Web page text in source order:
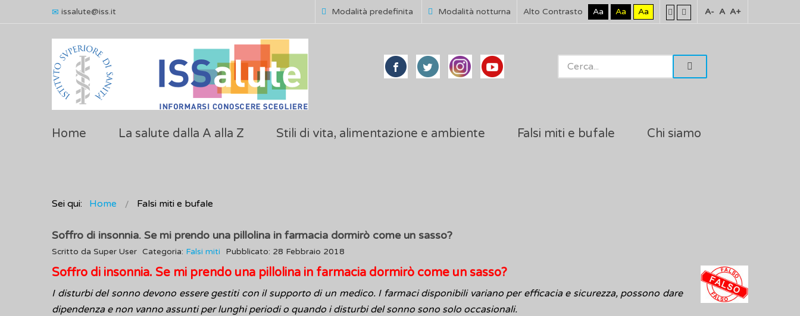
issalute@iss.it Modalità predefinita Modalità notturna Alto Contrasto Aa Aa Aa A- A A+
Home La salute dalla A alla Z Stili di vita, alimentazione e ambiente Falsi miti e bufale Chi siamo
Sei qui: Home Falsi miti e bufale
Soffro di insonnia. Se mi prendo una pillolina in farmacia dormirò come un sasso?
Scritto da Super User Categoria: Falsi miti Pubblicato: 28 Febbraio 2018
Soffro di insonnia. Se mi prendo una pillolina in farmacia dormirò come un sasso?
I disturbi del sonno devono essere gestiti con il supporto di un medico. I farmaci disponibili variano per efficacia e sicurezza, possono dare
dipendenza e non vanno assunti per lunghi periodi o quando i disturbi del sonno sono solo occasionali.